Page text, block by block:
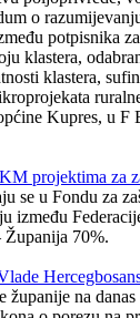
o
potpisnika
klastera,
klastera,
Kupres, u F
projektima za
se u Fondu za
između
70%.
županije na